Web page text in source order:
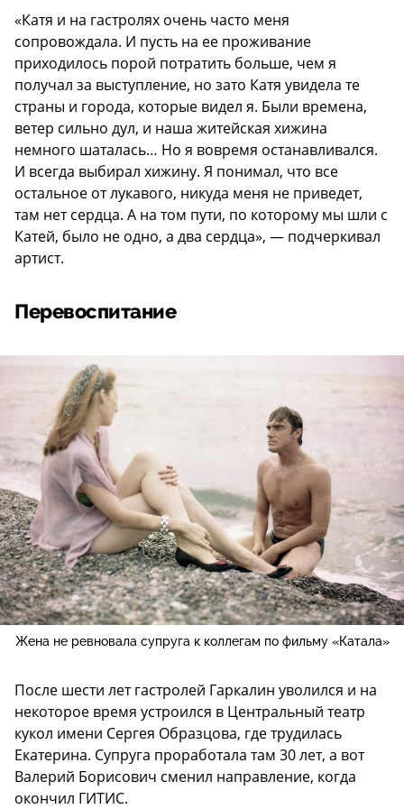
«Катя и на гастролях очень часто меня
сопровождала. И пусть на ее проживание
приходилось порой потратить больше, чем я
получал за выступление, но зато Катя увидела те
страны и города, которые видел я. Были времена,
ветер сильно дул, и наша житейская хижина
немного шаталась… Но я вовремя останавливался.
И всегда выбирал хижину. Я понимал, что все
остальное от лукавого, никуда меня не приведет,
там нет сердца. А на том пути, по которому мы шли с
Катей, было не одно, а два сердца», — подчеркивал
артист.
Перевоспитание
Жена не ревновала супруга к коллегам по фильму «Катала»
После шести лет гастролей Гаркалин уволился и на
некоторое время устроился в Центральный театр
кукол имени Сергея Образцова, где трудилась
Екатерина. Супруга проработала там 30 лет, а вот
Валерий Борисович сменил направление, когда
окончил ГИТИС.